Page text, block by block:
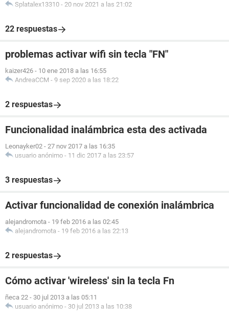
Splatalex13310 - 20 nov 2021 a las 21:02
22 respuestas
problemas activar wifi sin tecla "FN"
kaizer426 - 10 ene 2018 a las 16:55
AndreaCCM - 9 sep 2020 a las 18:22
2 respuestas
Funcionalidad inalámbrica esta des activada
Leonayker02 - 27 nov 2017 a las 16:35
usuario anónimo - 11 dic 2017 a las 23:57
3 respuestas
Activar funcionalidad de conexión inalámbrica
alejandromota - 19 feb 2016 a las 02:45
alejandromota - 19 feb 2016 a las 22:13
2 respuestas
Cómo activar 'wireless' sin la tecla Fn
ñeca 22 - 30 jul 2013 a las 05:11
usuario anónimo - 30 jul 2013 a las 10:38